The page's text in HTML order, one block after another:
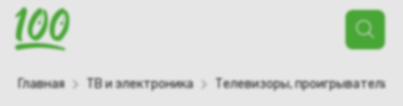
Поиск
товаров
Главная ТВ и электроника Телевизоры, проигрыватели